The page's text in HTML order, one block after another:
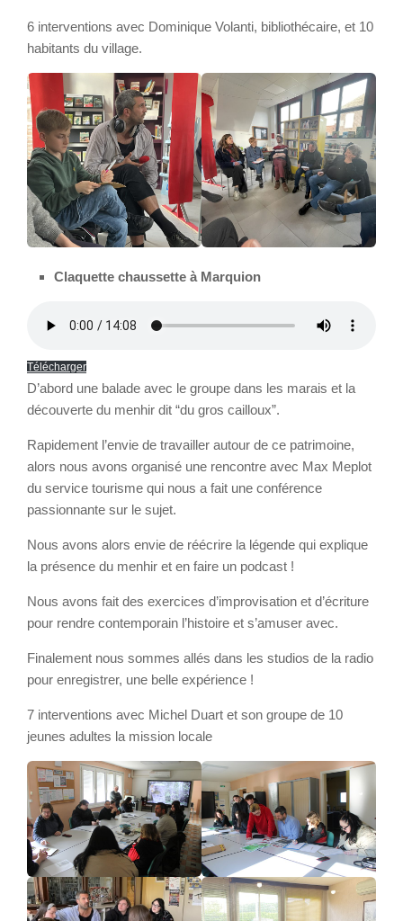
6 interventions avec Dominique Volanti, bibliothécaire, et 10
habitants du village.
Claquette chaussette à Marquion
Télécharger
D’abord une balade avec le groupe dans les marais et la
découverte du menhir dit “du gros cailloux”.
Rapidement l’envie de travailler autour de ce patrimoine,
alors nous avons organisé une rencontre avec Max Meplot
du service tourisme qui nous a fait une conférence
passionnante sur le sujet.
Nous avons alors envie de réécrire la légende qui explique
la présence du menhir et en faire un podcast !
Nous avons fait des exercices d’improvisation et d’écriture
pour rendre contemporain l’histoire et s’amuser avec.
Finalement nous sommes allés dans les studios de la radio
pour enregistrer, une belle expérience !
7 interventions avec Michel Duart et son groupe de 10
jeunes adultes la mission locale